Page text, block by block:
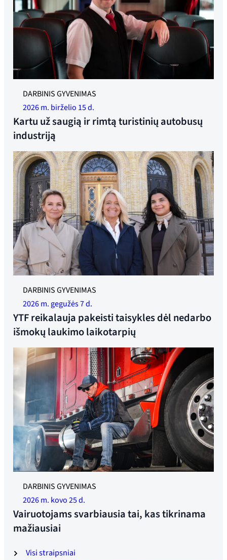
Visi straipsniai
Prisidėkite prie rimtos ir sąžiningos turistinių autobusų
pramonės kūrimo. Nuotrauka: Per Christian Lind
DARBINIS GYVENIMAS
2026 m. birželio 15 d.
Kartu už saugią ir rimtą turistinių autobusų
industriją
YTF yra pasirengę kovoti su 18 savaičių karantino laiku.
Buvusi generalinė sekretorė Linda Jæger, federacijos
vadovė Trude Sande ir patarėja Rameen Sheikh-Saastad.
Nuotrauka: Synne Pernille Jakobsen
DARBINIS GYVENIMAS
2026 m. gegužės 7 d.
YTF reikalauja pakeisti taisykles dėl nedarbo
išmokų laukimo laikotarpių
DARBINIS GYVENIMAS
2026 m. kovo 25 d.
Vairuotojams svarbiausia tai, kas tikrinama
mažiausiai